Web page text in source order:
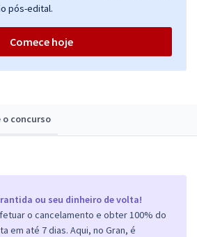
o concurso
ou seu dinheiro de volta!
o cancelamento e obter 100% do
em até 7 dias. Aqui, no Gran, é
pós-edital.
Comece hoje